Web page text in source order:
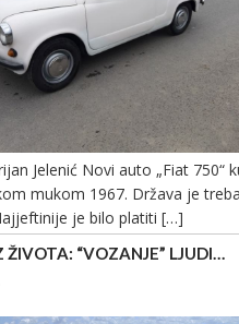
Jelenić Novi auto „Fiat 750“
mukom 1967. Država je
je bilo platiti […]
ŽIVOTA: “VOZANJE” LJUDI…